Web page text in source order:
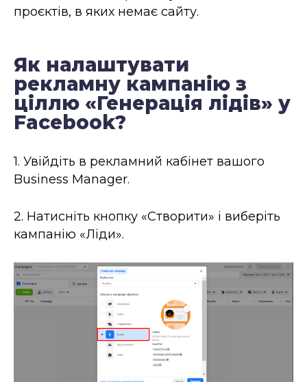
проєктів, в яких немає сайту.
Як налаштувати
рекламну кампанію з
ціллю «Генерація лідів» у
Facebook?
1. Увійдіть в рекламний кабінет вашого
Business Manager.
2. Натисніть кнопку «Створити» і виберіть
кампанію «Ліди».